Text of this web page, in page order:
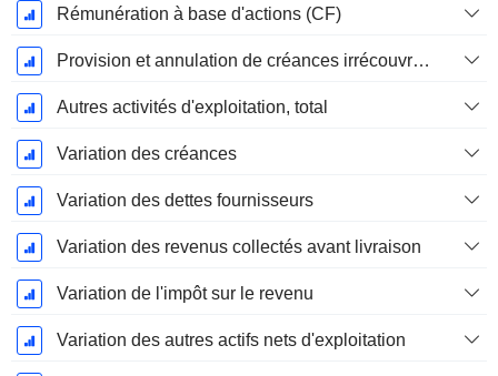
Rémunération à base d'actions (CF)
Provision et annulation de créances irrécouvrables
Autres activités d'exploitation, total
Variation des créances
Variation des dettes fournisseurs
Variation des revenus collectés avant livraison
Variation de l'impôt sur le revenu
Variation des autres actifs nets d'exploitation